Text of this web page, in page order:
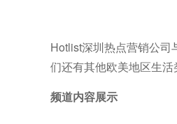
Hotlist深圳热点营销公司
们还有其他欧美地区生
频道内容展示